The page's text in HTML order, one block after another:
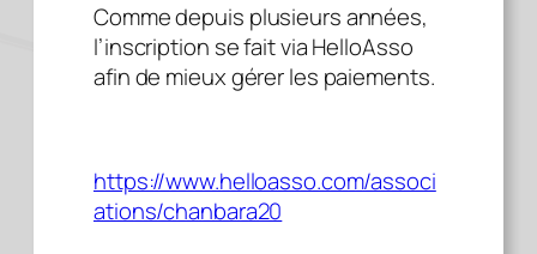
Comme depuis plusieurs années,
l’inscription se fait via HelloAsso
afin de mieux gérer les paiements.
https://www.helloasso.com/associ
ations/chanbara20